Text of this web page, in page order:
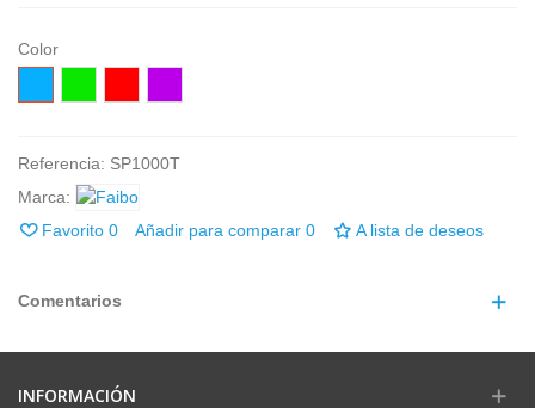
Color
Referencia: SP1000T
Marca:
Favorito 0 Añadir para comparar 0 A lista de deseos
Comentarios
INFORMACIÓN